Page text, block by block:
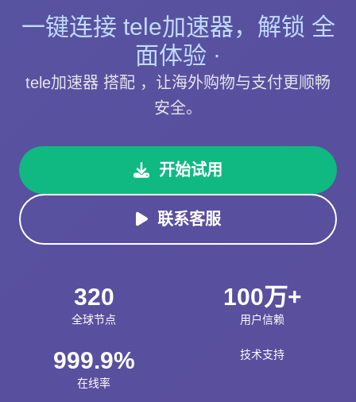
一键连接 tele加速器，解锁 全
面体验 ·
tele加速器 搭配 ，让海外购物与支付更顺畅
安全。
开始试用
联系客服
320
全球节点
100万+
用户信赖
999.9%
在线率
技术支持